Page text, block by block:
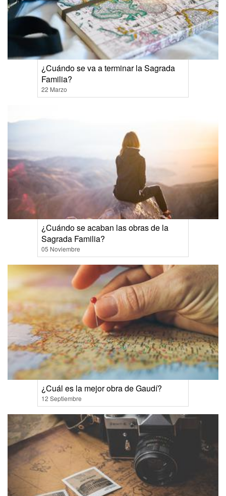
¿Cuándo se va a terminar la Sagrada
Familia?
22 Marzo
¿Cuándo se acaban las obras de la
Sagrada Familia?
05 Noviembre
¿Cuál es la mejor obra de Gaudí?
12 Septiembre